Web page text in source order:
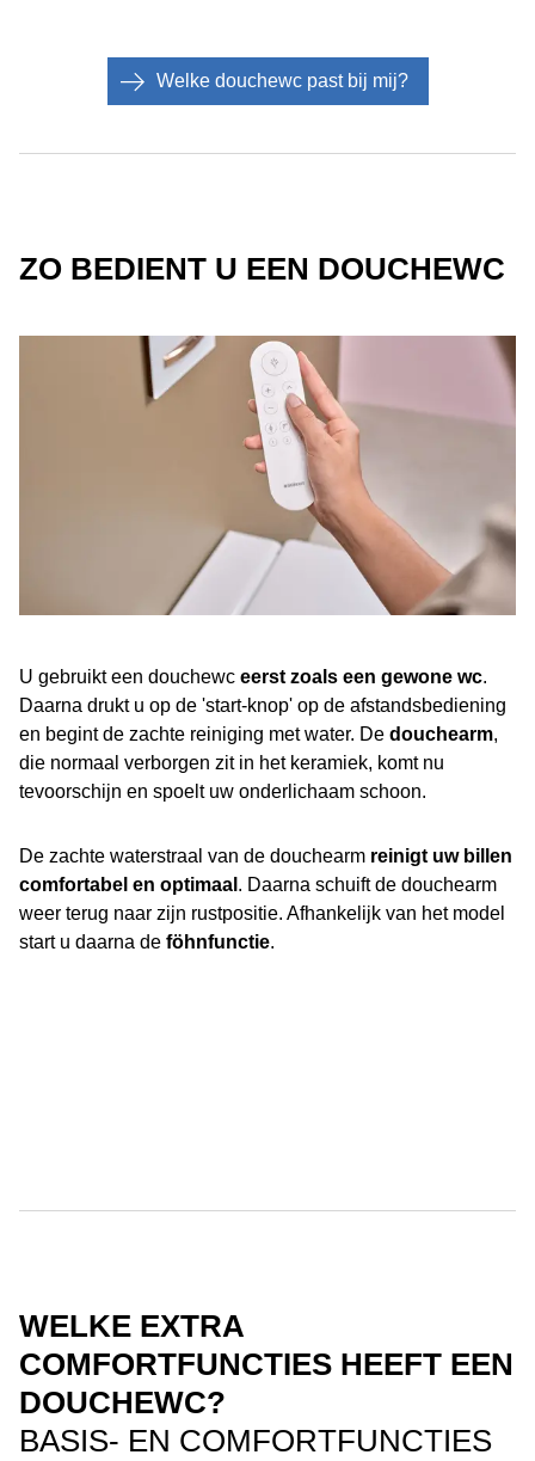
Welke douchewc past bij mij?
ZO BEDIENT U EEN DOUCHEWC
U gebruikt een douchewc eerst zoals een gewone wc.
Daarna drukt u op de 'start-knop' op de afstandsbediening
en begint de zachte reiniging met water. De douchearm,
die normaal verborgen zit in het keramiek, komt nu
tevoorschijn en spoelt uw onderlichaam schoon.
De zachte waterstraal van de douchearm reinigt uw billen
comfortabel en optimaal . Daarna schuift de douchearm
weer terug naar zijn rustpositie. Afhankelijk van het model
start u daarna de föhnfunctie.
WELKE EXTRA
COMFORTFUNCTIES HEEFT EEN
DOUCHEWC?
BASIS- EN COMFORTFUNCTIES